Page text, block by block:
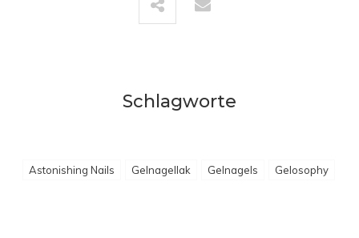
Schlagworte
Astonishing Nails Gelnagellak Gelnagels Gelosophy